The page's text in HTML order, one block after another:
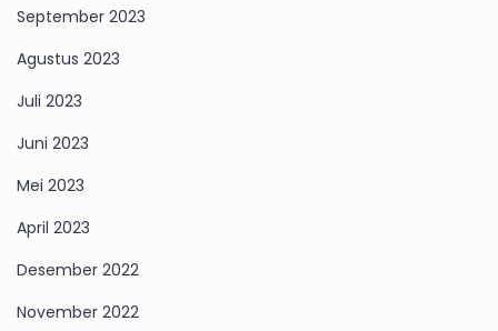
September 2023
Agustus 2023
Juli 2023
Juni 2023
Mei 2023
April 2023
Desember 2022
November 2022